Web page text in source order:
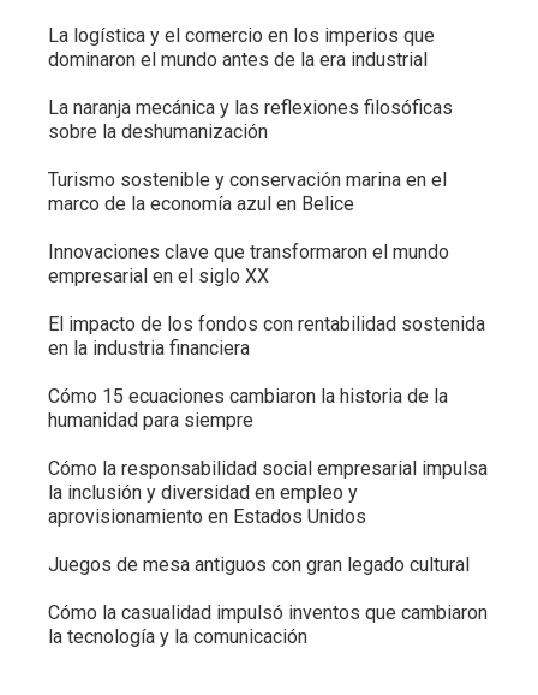
La logística y el comercio en los imperios que
dominaron el mundo antes de la era industrial
La naranja mecánica y las reflexiones filosóficas
sobre la deshumanización
Turismo sostenible y conservación marina en el
marco de la economía azul en Belice
Innovaciones clave que transformaron el mundo
empresarial en el siglo XX
El impacto de los fondos con rentabilidad sostenida
en la industria financiera
Cómo 15 ecuaciones cambiaron la historia de la
humanidad para siempre
Cómo la responsabilidad social empresarial impulsa
la inclusión y diversidad en empleo y
aprovisionamiento en Estados Unidos
Juegos de mesa antiguos con gran legado cultural
Cómo la casualidad impulsó inventos que cambiaron
la tecnología y la comunicación